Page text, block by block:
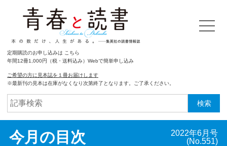
定期購読のお申し込みは こちら
年間12冊1,000円（税・送料込み）Webで簡単申し込み
ご希望の方に見本誌を１冊お届けします
※最新刊の見本は在庫がなくなり次第終了となります。ご了承ください。
検索
今月の目次
2022年6月号
(No.551)